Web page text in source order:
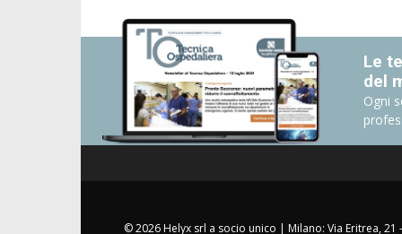
Le
del
Ogni
© 2026 Helyx srl a socio unico | Milano: Via Eritrea, 21